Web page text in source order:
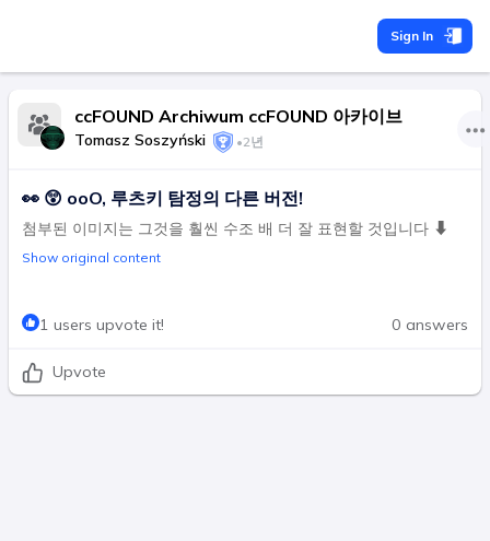
Sign In
ccFOUND Archiwum ccFOUND 아카이브
Tomasz Soszyński •2년
👀 😲 ooO, 루츠키 탐정의 다른 버전!
첨부된 이미지는 그것을 훨씬 수조 배 더 잘 표현할 것입니다 ⬇
Show original content
1 users upvote it! 0 answers
Upvote